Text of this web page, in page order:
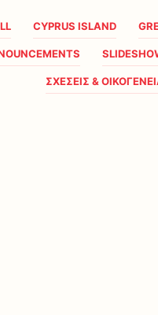
CYPRUS ISLAND
ΣΧΕΣΕΙΣ &